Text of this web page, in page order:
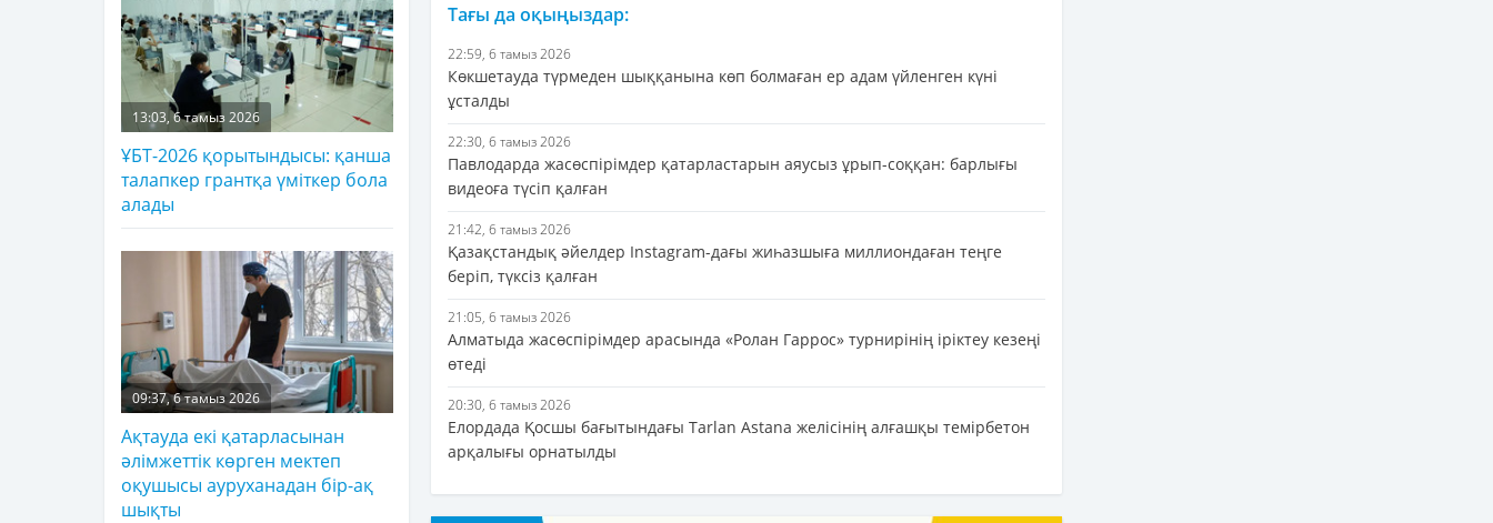
Тағы да оқыңыздар:
22:59, 6 тамыз 2026
Көкшетауда түрмеден шыққанына көп болмаған ер адам үйленген күні
ұсталды
22:30, 6 тамыз 2026
Павлодарда жасөспірімдер қатарластарын аяусыз ұрып-соққан: барлығы
видеоға түсіп қалған
21:42, 6 тамыз 2026
Қазақстандық әйелдер Instagram-дағы жиһазшыға миллиондаған теңге
беріп, түксіз қалған
21:05, 6 тамыз 2026
Алматыда жасөспірімдер арасында «Ролан Гаррос» турнирінің іріктеу кезеңі
өтеді
20:30, 6 тамыз 2026
Елордада Қосшы бағытындағы Tarlan Astana желісінің алғашқы темірбетон
арқалығы орнатылды
13:03, 6 тамыз 2026
ҰБТ-2026 қорытындысы: қанша
талапкер грантқа үміткер бола
алады
09:37, 6 тамыз 2026
Ақтауда екі қатарласынан
әлімжеттік көрген мектеп
оқушысы ауруханадан бір-ақ
шықты